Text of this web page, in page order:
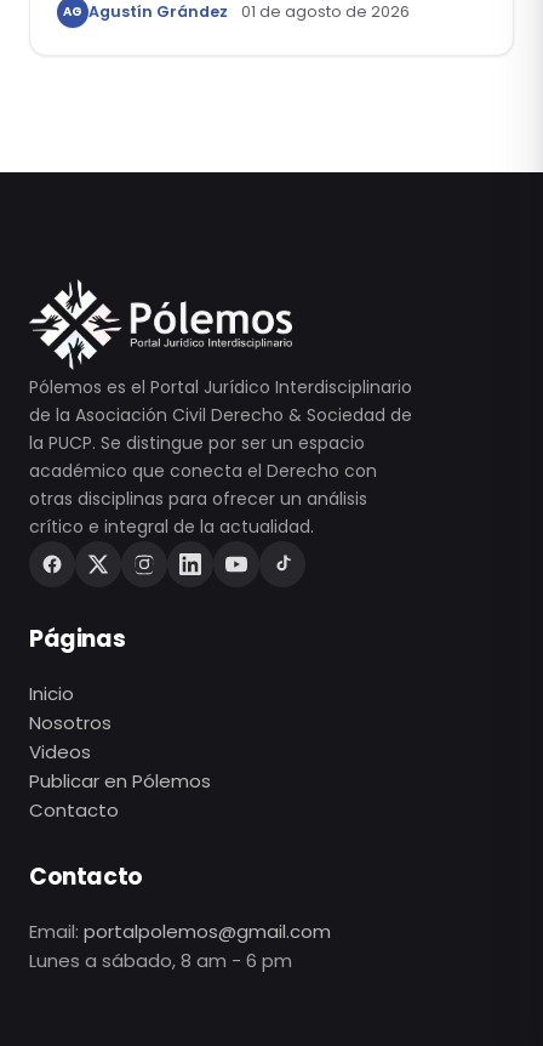
AG Agustín Grández 01 de agosto de 2026
Pólemos es el Portal Jurídico Interdisciplinario
de la Asociación Civil Derecho & Sociedad de
la PUCP. Se distingue por ser un espacio
académico que conecta el Derecho con
otras disciplinas para ofrecer un análisis
crítico e integral de la actualidad.
Páginas
Inicio
Nosotros
Videos
Publicar en Pólemos
Contacto
Contacto
Email: portalpolemos@gmail.com
Lunes a sábado, 8 am - 6 pm